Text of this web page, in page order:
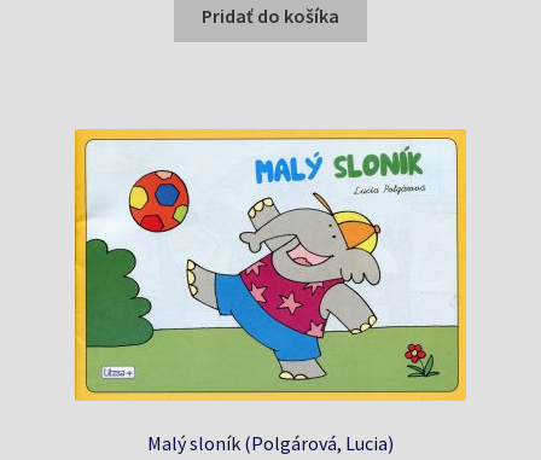
bola:
0,75 €.
je:
0,73 €.
Pridať do košíka
Malý sloník (Polgárová, Lucia)